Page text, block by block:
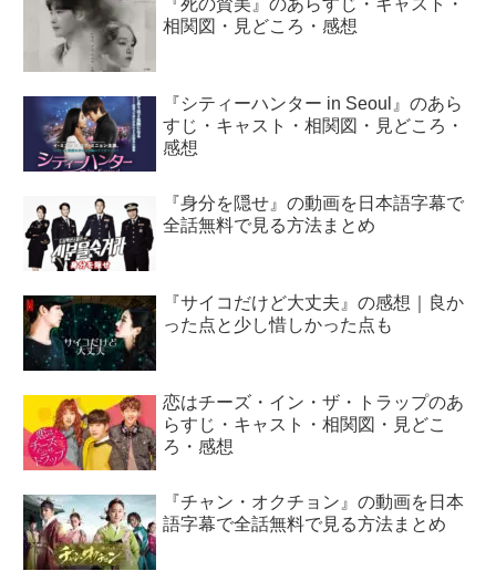
相関図・見どころ・感想
『シティーハンター in Seoul』のあら
すじ・キャスト・相関図・見どころ・
感想
『身分を隠せ』の動画を日本語字幕で
全話無料で見る方法まとめ
『サイコだけど大丈夫』の感想｜良か
った点と少し惜しかった点も
恋はチーズ・イン・ザ・トラップのあ
らすじ・キャスト・相関図・見どこ
ろ・感想
『チャン・オクチョン』の動画を日本
語字幕で全話無料で見る方法まとめ